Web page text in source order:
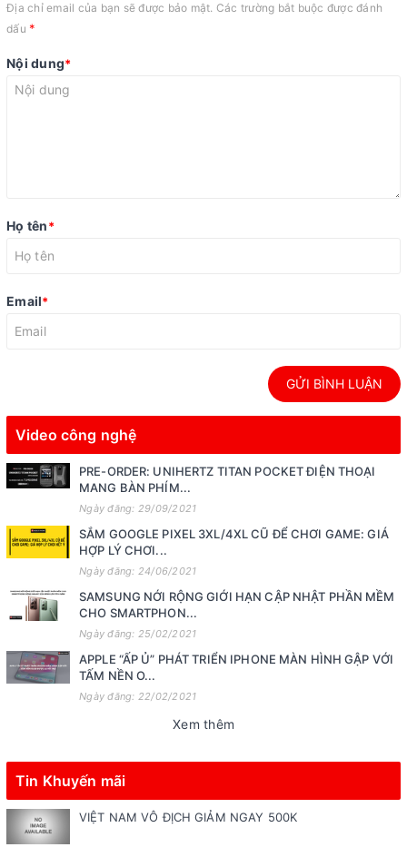
Địa chỉ email của bạn sẽ được bảo mật. Các trường bắt buộc được đánh
dấu *
Nội dung*
Họ tên*
Email*
GỬI BÌNH LUẬN
Video công nghệ
PRE-ORDER: UNIHERTZ TITAN POCKET ĐIỆN THOẠI
MANG BÀN PHÍM...
Ngày đăng: 29/09/2021
SẮM GOOGLE PIXEL 3XL/4XL CŨ ĐỂ CHƠI GAME: GIÁ
HỢP LÝ CHƠI...
Ngày đăng: 24/06/2021
SAMSUNG NỚI RỘNG GIỚI HẠN CẬP NHẬT PHẦN MỀM
CHO SMARTPHON...
Ngày đăng: 25/02/2021
APPLE “ẤP Ủ” PHÁT TRIỂN IPHONE MÀN HÌNH GẬP VỚI
TẤM NỀN O...
Ngày đăng: 22/02/2021
Xem thêm
Tin Khuyến mãi
VIỆT NAM VÔ ĐỊCH GIẢM NGAY 500K